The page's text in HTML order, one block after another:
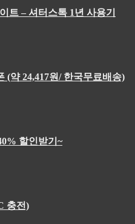
트 – 셔터스톡 1년 사용기
(약 24,417원/ 한국무료배송)
할인받기~
충전)